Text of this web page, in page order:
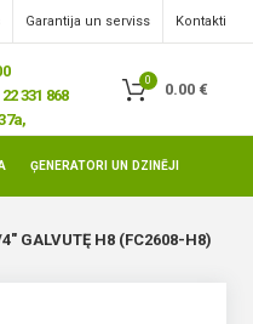
Garantija un serviss Kontakti
331 868
0
0.00 €
ĢENERATORI UN DZINĒJI
GALVUTĘ H8 (FC2608-H8)